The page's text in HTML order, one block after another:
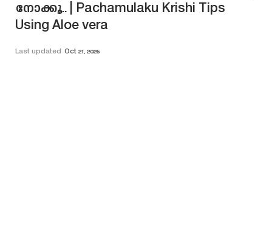
നോക്കൂ.. | Pachamulaku Krishi Tips
Using Aloe vera
Last updated Oct 21, 2025